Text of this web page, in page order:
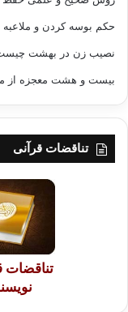
حکم بوسه کردن و ملاعبه
نصیب زن در بهشت
بیست و هشت معجزه از
تناقضات قرآنی
تناقضات